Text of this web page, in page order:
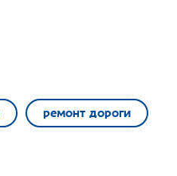
ремонт дороги